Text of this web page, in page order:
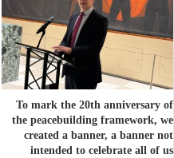
To mark the 20th anniversary of
the peacebuilding framework, we
created a banner, a banner not
intended to celebrate all of us